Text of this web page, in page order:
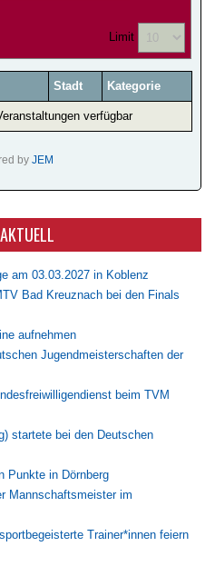
Limit
Stadt Kategorie
verfügbar
by JEM
am 03.03.2027 in Koblenz
Bad Kreuznach bei den Finals
aufnehmen
Jugendmeisterschaften der
beim TVM
startete bei den Deutschen
Punkte in Dörnberg
Mannschaftsmeister im
Trainer*innen feiern